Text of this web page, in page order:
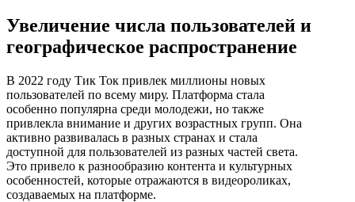
Увеличение числа пользователей и
географическое распространение
В 2022 году Тик Ток привлек миллионы новых
пользователей по всему миру. Платформа стала
особенно популярна среди молодежи, но также
привлекла внимание и других возрастных групп. Она
активно развивалась в разных странах и стала
доступной для пользователей из разных частей света.
Это привело к разнообразию контента и культурных
особенностей, которые отражаются в видеороликах,
создаваемых на платформе.